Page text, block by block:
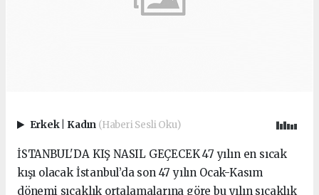
Erkek Kadın (Haberi Sesli Oku)
İSTANBUL'DA KIŞ NASIL GEÇECEK 47 yılın en sıcak
kışı olacak İstanbul’da son 47 yılın Ocak-Kasım
dönemi sıcaklık ortalamalarına göre bu yılın sıcaklık